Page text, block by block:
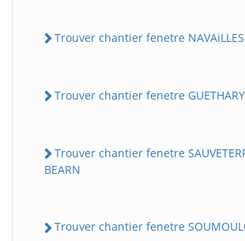
Trouver chantier fenetre
Trouver chantier fenetre GUETHARY
Trouver chantier fenetre
BEARN
Trouver chantier fenetre